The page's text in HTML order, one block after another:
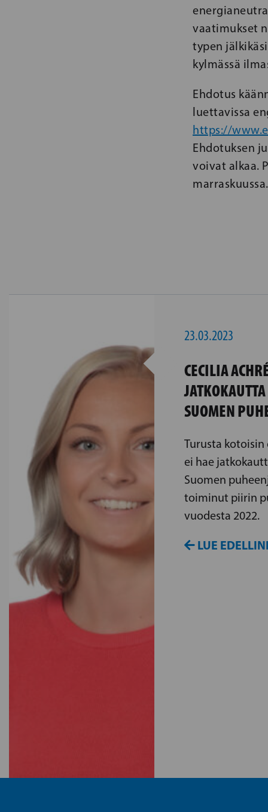
vaatimukset
typen
kylmässä
Ehdotus
luettavissa
https://
Ehdotuksen
voivat alkaa.
23.03.2023
CECILIA
SUOMEN
Turusta kotoisin
ei hae
Suomen
toiminut piirin
vuodesta 2022.
LUE